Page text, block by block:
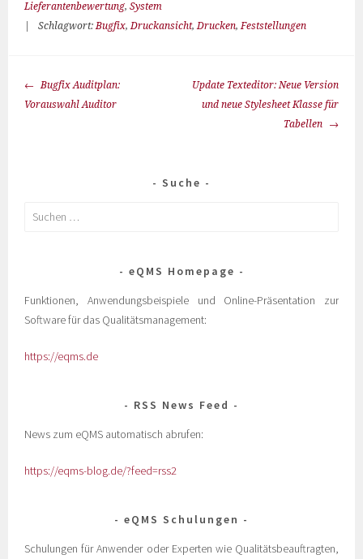
Lieferantenbewertung,System
Schlagwort:Bugfix,Druckansicht,Drucken,Feststellungen
Bugfix Auditplan:
Vorauswahl Auditor
Update Texteditor: Neue Version
und neue Stylesheet Klasse für
Tabellen
Suche
eQMS Homepage
Funktionen, Anwendungsbeispiele und Online-Präsentation zur
Software für das Qualitätsmanagement:
https://eqms.de
RSS News Feed
News zum eQMS automatisch abrufen:
https://eqms-blog.de/?feed=rss2
eQMS Schulungen
Schulungen für Anwender oder Experten wie Qualitätsbeauftragten,